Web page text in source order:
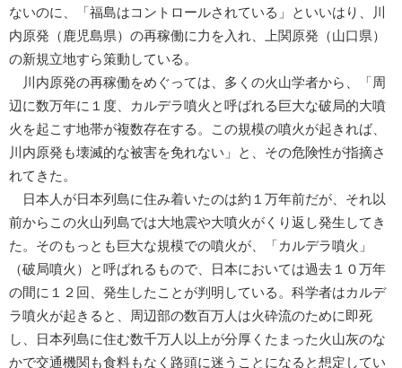
ないのに、「福島はコントロールされている」といいはり、川
内原発（鹿児島県）の再稼働に力を入れ、上関原発（山口県）
の新規立地すら策動している。
川内原発の再稼働をめぐっては、多くの火山学者から、「周
辺に数万年に１度、カルデラ噴火と呼ばれる巨大な破局的大噴
火を起こす地帯が複数存在する。この規模の噴火が起きれば、
川内原発も壊滅的な被害を免れない」と、その危険性が指摘さ
れてきた。
日本人が日本列島に住み着いたのは約１万年前だが、それ以
前からこの火山列島では大地震や大噴火がくり返し発生してき
た。そのもっとも巨大な規模での噴火が、「カルデラ噴火」
（破局噴火）と呼ばれるもので、日本においては過去１０万年
の間に１２回、発生したことが判明している。科学者はカルデ
ラ噴火が起きると、周辺部の数百万人は火砕流のために即死
し、日本列島に住む数千万人以上が分厚くたまった火山灰のな
かで交通機関も食料もなく路頭に迷うことになると想定してい